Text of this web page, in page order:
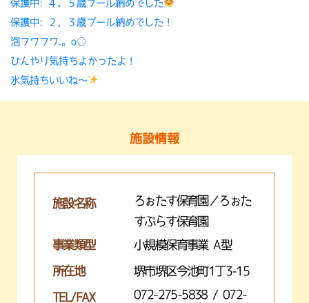
保護中: ４、５歳プール納めでした
保護中: ２，３歳プール納めでした！
泡フワフワ.。o○
ひんやり気持ちよかったよ！
氷気持ちいいね〜
施設情報
施設名称
ろぉたす保育園／ろぉた
すぷらす保育園
事業類型
小規模保育事業 A型
所在地 堺市堺区今池町1丁3-15
TEL/FAX 072-275-5838 / 072-